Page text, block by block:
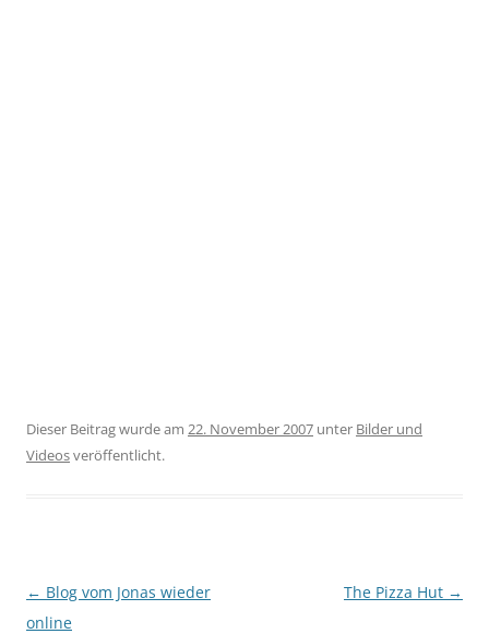
Dieser Beitrag wurde am 22. November 2007 unter Bilder und
Videosveröffentlicht.
Beitragsnavigation
← Blog vom Jonas wieder
online
The Pizza Hut →